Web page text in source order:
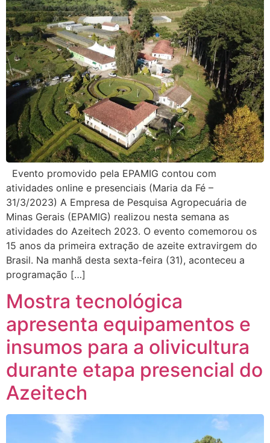
Evento promovido pela EPAMIG contou com
atividades online e presenciais (Maria da Fé –
31/3/2023) A Empresa de Pesquisa Agropecuária de
Minas Gerais (EPAMIG) realizou nesta semana as
atividades do Azeitech 2023. O evento comemorou os
15 anos da primeira extração de azeite extravirgem do
Brasil. Na manhã desta sexta-feira (31), aconteceu a
programação […]
Mostra tecnológica
apresenta equipamentos e
insumos para a olivicultura
durante etapa presencial do
Azeitech